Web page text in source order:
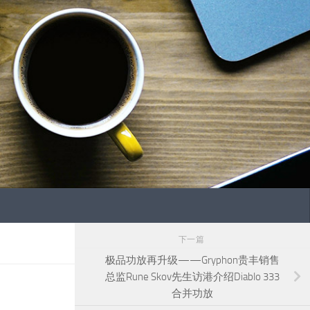
下一篇
极品功放再升级——Gryphon贵丰销售
总监Rune Skov先生访港介绍Diablo 333
合并功放